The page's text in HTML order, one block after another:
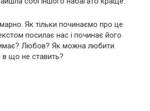
Як тільки починаємо про це
посилає нас і починає його
Любов? Як можна любити
в що не ставить?